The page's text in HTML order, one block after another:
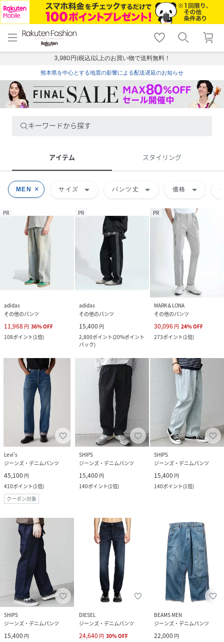
menu home
トップ
shopping_cart lock_outline
ログイン
3,980円(税込)以上のお買い物で送料無料！
熊本県を中心とする地震の影響による配送遅延のお知らせ
キーワードから探す
アイテム スタイリング
MEN サイズ arrow_drop_down パンツ丈 arrow_drop_down 価格 arrow_drop_down
PR
adidas
その他のパンツ
11,968 円 36%OFF
108ポイント(1倍)
PR
adidas
その他のパンツ
15,400 円
2,800ポイント(20%ポイント
バック)
PR
MARK＆LONA
その他のパンツ
30,096 円 24%OFF
273ポイント(1倍)
Levi's
ジーンズ・デニムパンツ
45,100 円
410ポイント(1倍)
クーポン対象
SHIPS
ジーンズ・デニムパンツ
15,400 円
140ポイント(1倍)
SHIPS
ジーンズ・デニムパンツ
15,400 円
140ポイント(1倍)
SHIPS
ジーンズ・デニムパンツ
15,400 円
DIESEL
ジーンズ・デニムパンツ
24,640 円 30%OFF
BEAMS MEN
ジーンズ・デニムパンツ
22,000 円